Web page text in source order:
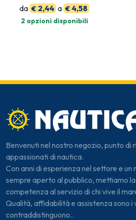
da €2,44 a €4,58
2 opzioni disponibili
Benvenuti nel nostro negozio, punto di
appassionati di nautica.
Con anni di esperienza nel settore e un
sempre aperto al pubblico, mettiamo
competenza al servizio di chi vive il
Qualità, affidabilità e assistenza sono i
contraddistinguono..